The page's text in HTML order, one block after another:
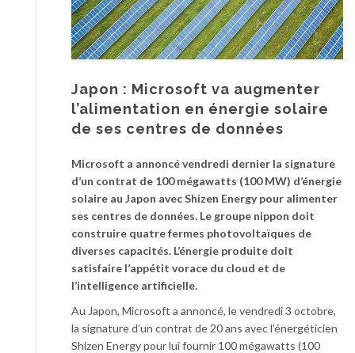
Japon : Microsoft va augmenter
l’alimentation en énergie solaire
de ses centres de données
Microsoft a annoncé vendredi dernier la signature
d’un contrat de 100 mégawatts (100 MW) d’énergie
solaire au Japon avec Shizen Energy pour alimenter
ses centres de données. Le groupe nippon doit
construire quatre fermes photovoltaïques de
diverses capacités. L’énergie produite doit
satisfaire l’appétit vorace du cloud et de
l’intelligence artificielle.
Au Japon, Microsoft a annoncé, le vendredi 3 octobre,
la signature d’un contrat de 20 ans avec l’énergéticien
Shizen Energy pour lui fournir 100 mégawatts (100